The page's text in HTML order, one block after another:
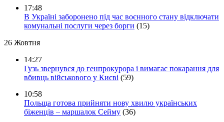
17:48
В Україні заборонено під час воєнного стану відключати
комунальні послуги через борги (15)
26 Жовтня
14:27
Гузь звернувся до генпрокурора і вимагає покарання для
вбивць військового у Києві (59)
10:58
Польща готова прийняти нову хвилю українських
біженців – маршалок Сейму (36)